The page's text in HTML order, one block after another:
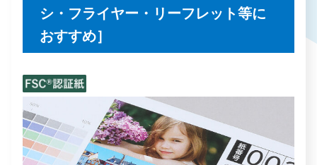
シ・フライヤー・リーフレット等に
おすすめ］